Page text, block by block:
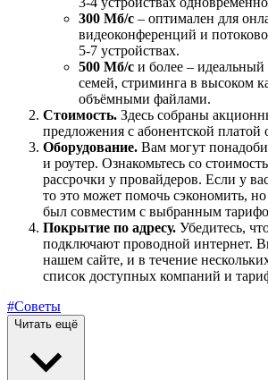
300 Мб/с – оптимален для
видеоконференций и
5-7 устройствах.
500 Мб/с и более –
семей, стриминга в высоком
объёмными файлами.
Стоимость. Здесь собраны
предложения с абонентской платой
Оборудование. Вам могут
и роутер. Ознакомьтесь со
рассрочки у провайдеров. Если у
то это может помочь сэкономить,
был совместим с выбранным
Покрытие по адресу. Убедитесь,
подключают проводной интернет.
нашем сайте, и в течение
список доступных компаний и
#Советы
Читать ещё